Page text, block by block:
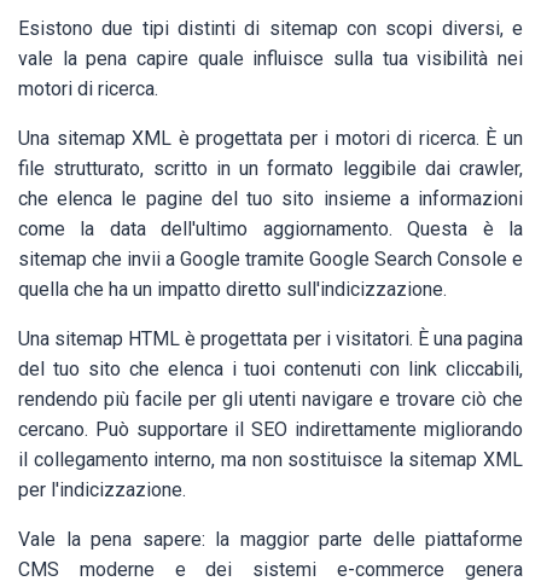
Esistono due tipi distinti di sitemap con scopi diversi, e
vale la pena capire quale influisce sulla tua visibilità nei
motori di ricerca.
Una sitemap XML è progettata per i motori di ricerca. È un
file strutturato, scritto in un formato leggibile dai crawler,
che elenca le pagine del tuo sito insieme a informazioni
come la data dell'ultimo aggiornamento. Questa è la
sitemap che invii a Google tramite Google Search Console e
quella che ha un impatto diretto sull'indicizzazione.
Una sitemap HTML è progettata per i visitatori. È una pagina
del tuo sito che elenca i tuoi contenuti con link cliccabili,
rendendo più facile per gli utenti navigare e trovare ciò che
cercano. Può supportare il SEO indirettamente migliorando
il collegamento interno, ma non sostituisce la sitemap XML
per l'indicizzazione.
Vale la pena sapere: la maggior parte delle piattaforme
CMS moderne e dei sistemi e-commerce genera